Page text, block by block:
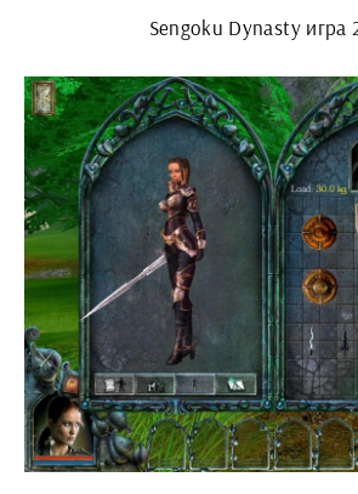
Sengoku Dynasty игра